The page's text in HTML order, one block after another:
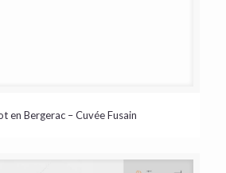
en Bergerac – Cuvée Fusain